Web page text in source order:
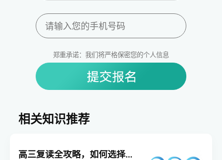
郑重承诺：我们将严格保密您的个人信息
相关知识推荐
高三复读全攻略，如何选择学校，安心复习，赢得高考！